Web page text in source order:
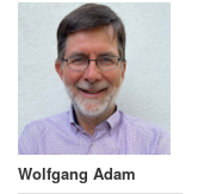
Wolfgang Adam